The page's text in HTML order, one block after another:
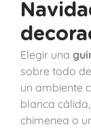
Elegir una
sobre todo
un ambiente
blanca
chimenea o